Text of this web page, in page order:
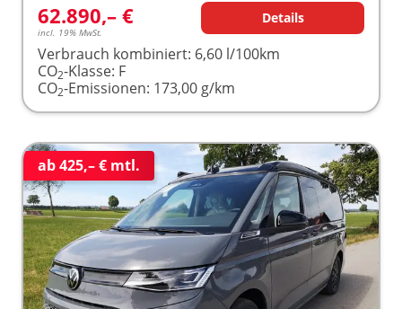
62.890,– €
incl. 19% MwSt.
Details
Verbrauch kombiniert: 6,60 l/100km
CO2-Klasse: F
CO2-Emissionen: 173,00 g/km
ab 425,– € mtl.